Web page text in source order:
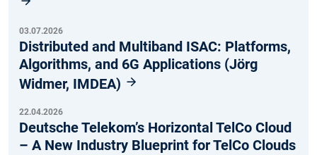
03.07.2026
Distributed and Multiband ISAC: Platforms,
Algorithms, and 6G Applications (Jörg
Widmer, IMDEA)
22.04.2026
Deutsche Telekom’s Horizontal TelCo Cloud
– A New Industry Blueprint for TelCo Clouds